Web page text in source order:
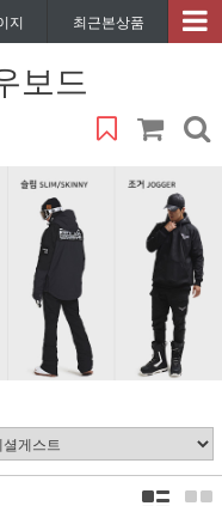
지 최근본상품
보드